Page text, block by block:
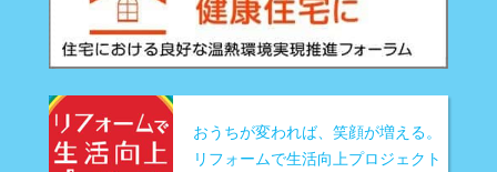
おうちが変われば、笑顔が増える。
リフォームで生活向上プロジェクト